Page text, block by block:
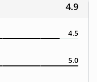
4.9
4.5
5.0